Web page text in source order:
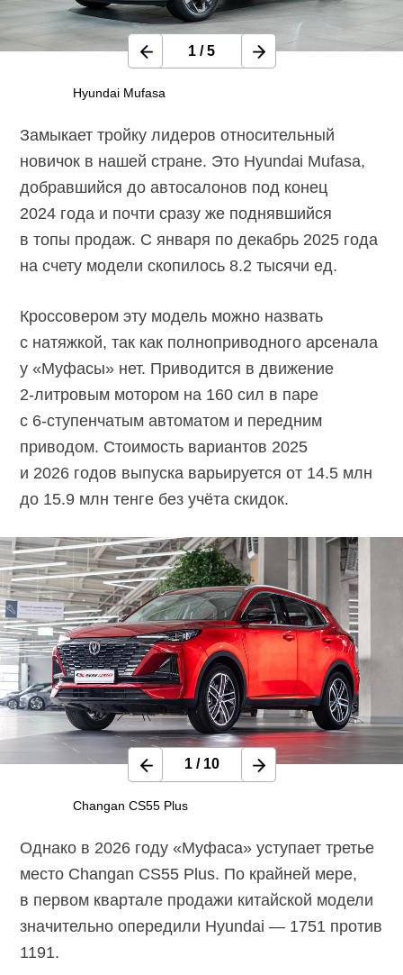
Hyundai Mufasa
1 /5
Замыкает тройку лидеров относительный
новичок в нашей стране. Это Hyundai Mufasa,
добравшийся до автосалонов под конец
2024 года и почти сразу же поднявшийся
в топы продаж. С января по декабрь 2025 года
на счету модели скопилось 8.2 тысячи ед.
Кроссовером эту модель можно назвать
с натяжкой, так как полноприводного арсенала
у «Муфасы» нет. Приводится в движение
2-литровым мотором на 160 сил в паре
с 6-ступенчатым автоматом и передним
приводом. Стоимость вариантов 2025
и 2026 годов выпуска варьируется от 14.5 млн
до 15.9 млн тенге без учёта скидок.
Changan CS55 Plus
1/ 10
Однако в 2026 году «Муфаса» уступает третье
место Changan CS55 Plus. По крайней мере,
в первом квартале продажи китайской модели
значительно опередили Hyundai — 1751 против
1191.